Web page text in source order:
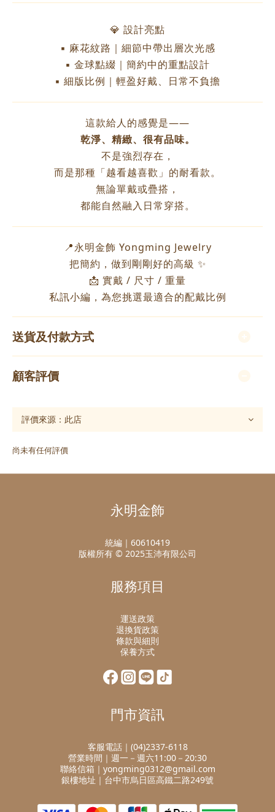
💎 設計亮點
▪ 麻花紋路｜細節中帶出層次光感
▪ 金球點綴｜簡約中的重點設計
▪ 細版比例｜輕盈好戴、日常不負擔
這款給人的感覺是——
乾淨、精緻、很有品味。
不是強烈存在，
而是那種「越看越喜歡」的耐看款。
無論單戴或疊搭，
都能自然融入日常穿搭。
📍永明金飾 Yongming Jewelry
把簡約，做到剛剛好的高級 ✨
📩 實戴 / 尺寸 / 重量
私訊小編，為您挑選最適合的配戴比例
送貨及付款方式
顧客評價
尚未有任何評價
永明金飾
統編｜60610419
版權所有 © 2025玉沛有限公司
服務項目
運送政策
退換貨政策
條款與細則
保養方式
門市資訊
客服電話｜(04)2337-6118
營業時間｜週一－週六11:00－20:30
聯絡信箱｜yongming0312@gmail.com
銀樓地址｜台中市烏日區高鐵二路249號